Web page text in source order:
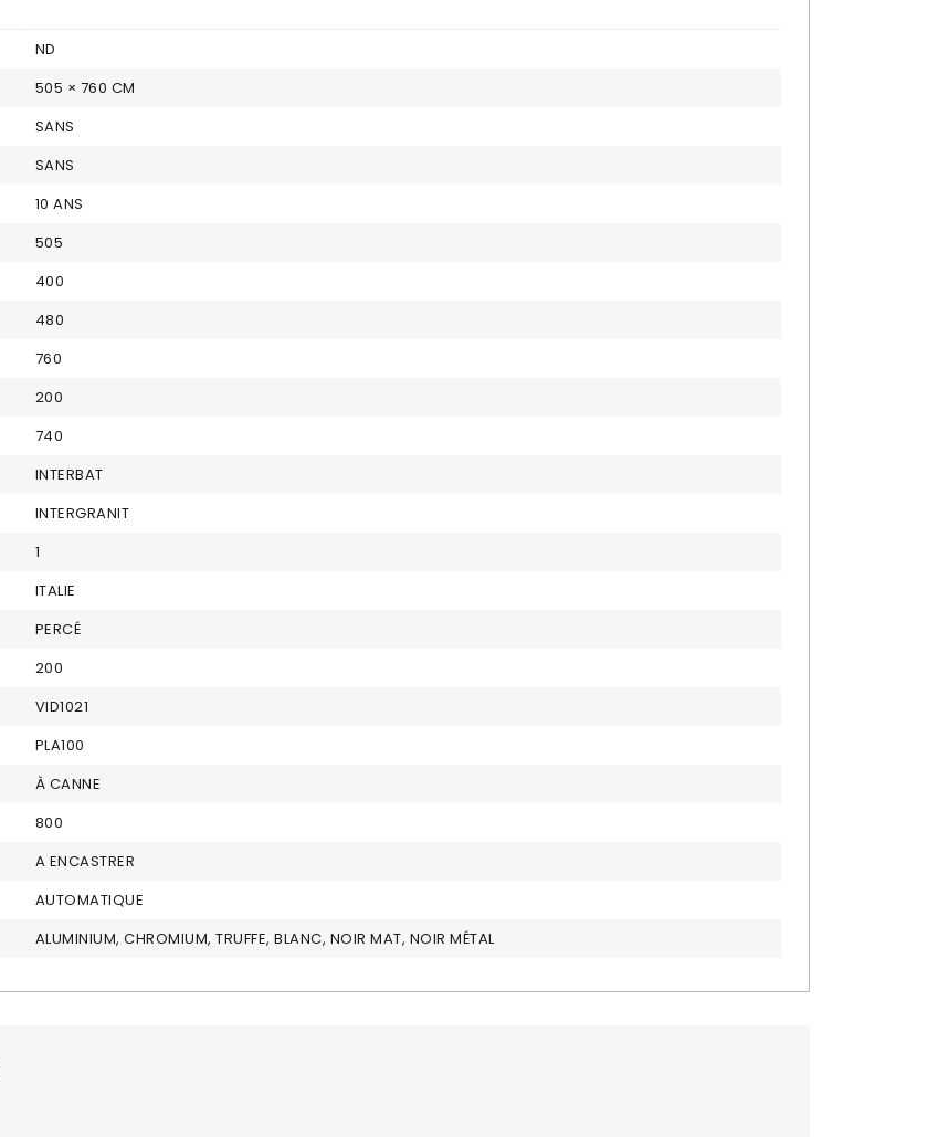
ND
505 × 760 CM
SANS
SANS
10 ANS
505
400
480
760
200
740
INTERBAT
INTERGRANIT
1
ITALIE
PERCÉ
200
VID1021
PLA100
À CANNE
800
A ENCASTRER
AUTOMATIQUE
ALUMINIUM, CHROMIUM, TRUFFE, BLANC, NOIR MAT, NOIR MÉTAL